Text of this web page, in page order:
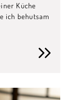
Küche
ich behutsam